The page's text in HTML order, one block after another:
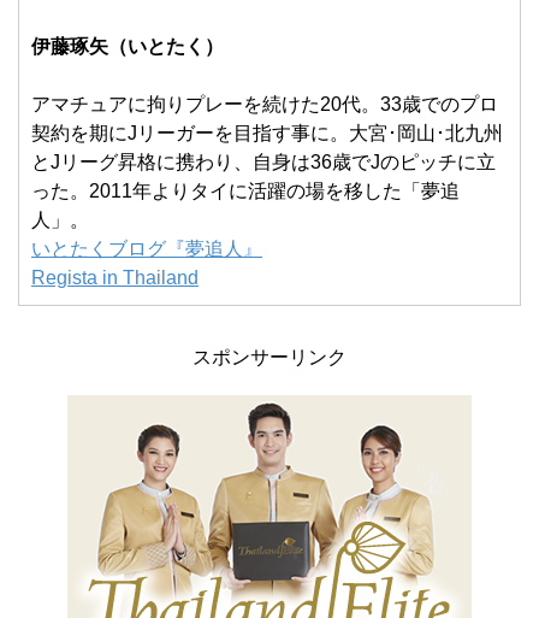
伊藤琢矢（いとたく）
アマチュアに拘りプレーを続けた20代。33歳でのプロ
契約を期にJリーガーを目指す事に。大宮･岡山･北九州
とJリーグ昇格に携わり、自身は36歳でJのピッチに立
った。2011年よりタイに活躍の場を移した「夢追
人」。
いとたくブログ『夢追人』
Regista in Thailand
スポンサーリンク